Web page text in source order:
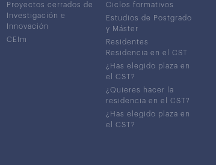
Proyectos cerrados de
Investigación e
Innovación
CEIm
Ciclos formativos
Estudios de Postgrado
y Máster
Residentes
Residencia en el CST
¿Has elegido plaza en
el CST?
¿Quieres hacer la
residencia en el CST?
¿Has elegido plaza en
el CST?